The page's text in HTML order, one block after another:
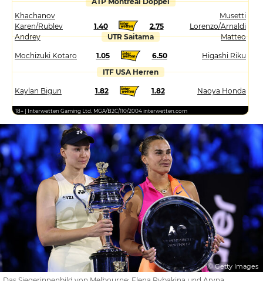
Khachanov
Karen/Rublev
Andrey
1.40 2.75
Musetti
Lorenzo/Arnaldi
Matteo
UTR Saitama
Mochizuki Kotaro 1.05 6.50
Higashi Riku
ITF USA Herren
Kaylan Bigun 1.82 1.82 Naoya Honda
18+ | Interwetten Gaming Ltd. MGA/B2C/110/2004 interwetten.com
© Getty Images